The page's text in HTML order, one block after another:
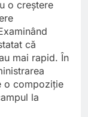
o creștere
că
mai rapid. În
o compoziție
la